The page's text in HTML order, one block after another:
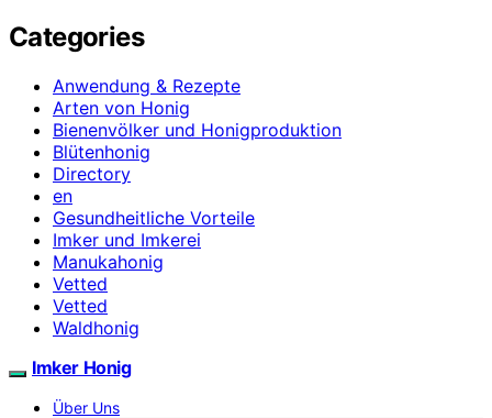
Categories
Anwendung & Rezepte
Arten von Honig
Bienenvölker und Honigproduktion
Blütenhonig
Directory
en
Gesundheitliche Vorteile
Imker und Imkerei
Manukahonig
Vetted
Vetted
Waldhonig
Imker Honig
Über Uns